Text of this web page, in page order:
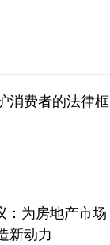
消费者的法律框
：为房地产市场
新动力